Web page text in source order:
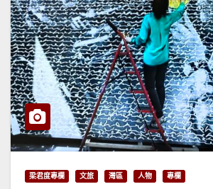
梁君度專欄 文旅 灣區 人物 專欄